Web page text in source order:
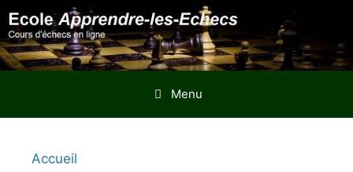
Aller
au
contenu
Menu
Accueil